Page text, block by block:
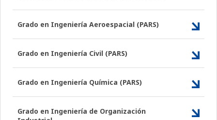
Grado en Ingeniería Aeroespacial (PARS)
Grado en Ingeniería Civil (PARS)
Grado en Ingeniería Química (PARS)
Grado en Ingeniería de Organización